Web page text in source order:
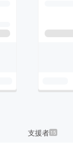
支援者 15